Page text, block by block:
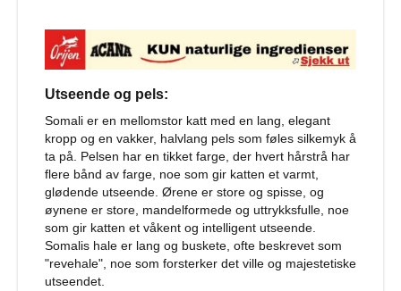
n
t
i
l
h
u
n
d
S
a
l
g
p
å
Utseende og pels:
Somali er en mellomstor katt med en lang, elegant
kropp og en vakker, halvlang pels som føles silkemyk å
ta på. Pelsen har en tikket farge, der hvert hårstrå har
flere bånd av farge, noe som gir katten et varmt,
glødende utseende. Ørene er store og spisse, og
øynene er store, mandelformede og uttrykksfulle, noe
som gir katten et våkent og intelligent utseende.
Somalis hale er lang og buskete, ofte beskrevet som
"revehale", noe som forsterker det ville og majestetiske
utseendet.